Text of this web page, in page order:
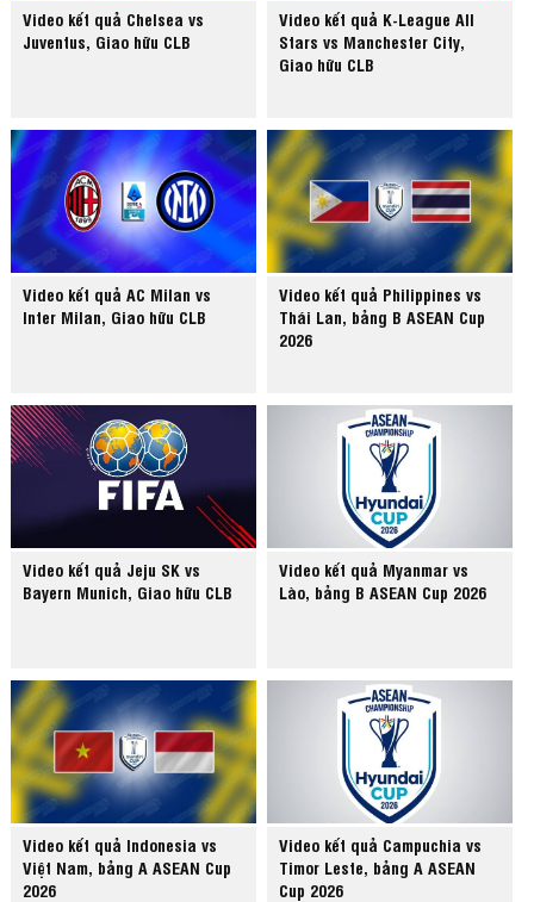
Video kết quả Chelsea vs
Juventus, Giao hữu CLB
Video kết quả K-League All
Stars vs Manchester City,
Giao hữu CLB
Video kết quả AC Milan vs
Inter Milan, Giao hữu CLB
Video kết quả Philippines vs
Thái Lan, bảng B ASEAN Cup
2026
Video kết quả Jeju SK vs
Bayern Munich, Giao hữu CLB
Video kết quả Myanmar vs
Lào, bảng B ASEAN Cup 2026
Video kết quả Indonesia vs
Việt Nam, bảng A ASEAN Cup
2026
Video kết quả Campuchia vs
Timor Leste, bảng A ASEAN
Cup 2026